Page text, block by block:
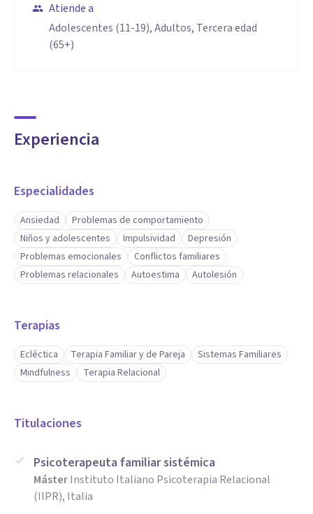
Atiende a
Adolescentes (11-19), Adultos, Tercera edad
(65+)
Experiencia
Especialidades
Ansiedad
Problemas de comportamiento
Niños y adolescentes
Impulsividad
Depresión
Problemas emocionales
Conflictos familiares
Problemas relacionales
Autoestima Autolesión
Terapias
Ecléctica Terapia Familiar y de Pareja
Sistemas Familiares
Mindfulness
Terapia Relacional
Titulaciones
Psicoterapeuta familiar sistémica
MásterInstituto Italiano Psicoterapia Relacional
(IIPR), Italia